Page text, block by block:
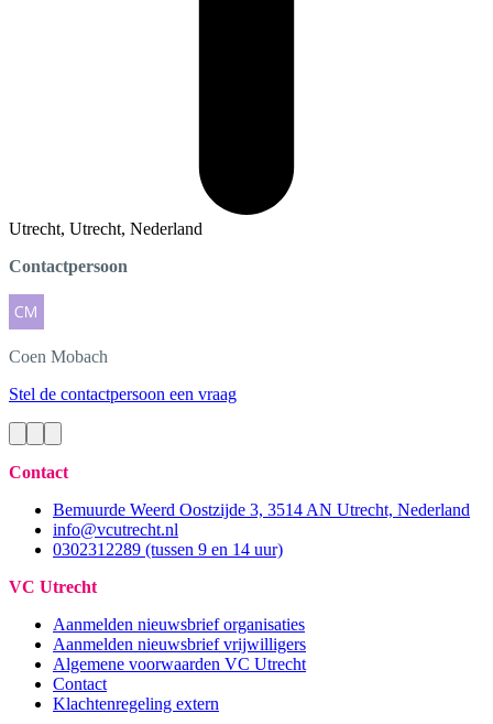
Utrecht, Utrecht, Nederland
Contactpersoon
Coen Mobach
Stel de contactpersoon een vraag
Contact
Bemuurde Weerd Oostzijde 3, 3514 AN Utrecht, Nederland
info@vcutrecht.nl
0302312289 (tussen 9 en 14 uur)
VC Utrecht
Aanmelden nieuwsbrief organisaties
Aanmelden nieuwsbrief vrijwilligers
Algemene voorwaarden VC Utrecht
Contact
Klachtenregeling extern